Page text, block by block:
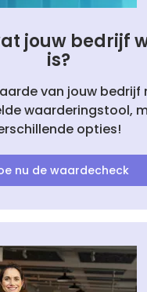
jouw bedrijf
is?
van jouw bedrijf
waarderingstool,
opties!
nu de waardecheck